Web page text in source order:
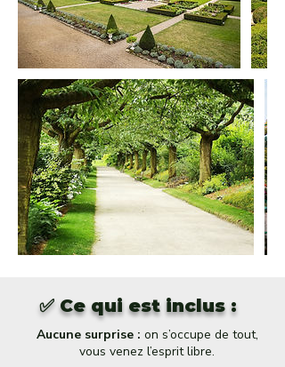
✅ Ce qui est inclus :
Aucune surprise : on s’occupe de tout,
vous venez l’esprit libre.